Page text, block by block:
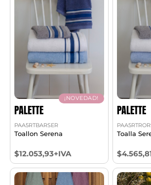
¡NOVEDAD!
PALETTE
PAA5RTBARSER
Toallon Serena
$12.053,93+IVA
PALETTE
Toalla